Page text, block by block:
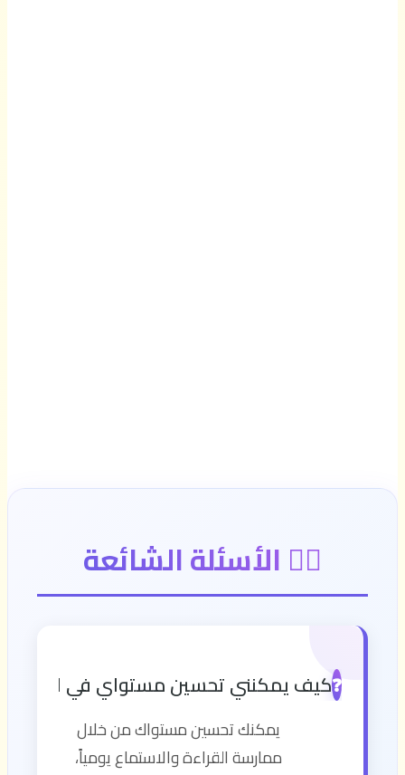
🙋‍♂️ الأسئلة الشائعة
❓كيف يمكنني تحسين مستواي في اللغة
يمكنك تحسين مستواك من خلال
ممارسة القراءة والاستماع يومياً،